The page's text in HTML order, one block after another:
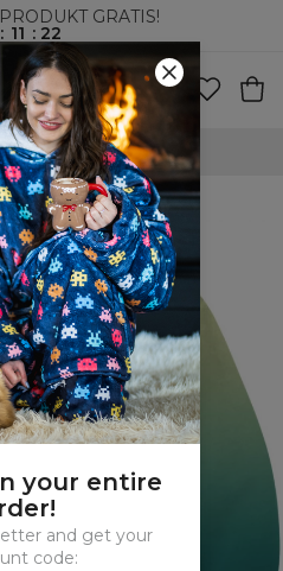
GRATIS!
: 11 : 21
FRAKT
your entire
and get your
code: